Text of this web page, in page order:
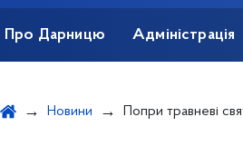
Про Дарницю Адміністрація
Новини Попри травневі свята населення